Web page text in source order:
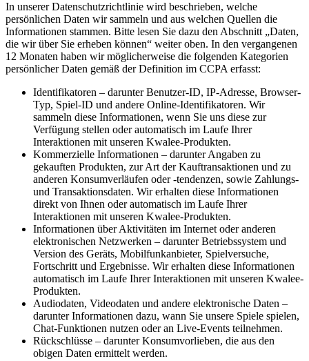
In unserer Datenschutzrichtlinie wird beschrieben, welche
persönlichen Daten wir sammeln und aus welchen Quellen die
Informationen stammen. Bitte lesen Sie dazu den Abschnitt „Daten,
die wir über Sie erheben können“ weiter oben. In den vergangenen
12 Monaten haben wir möglicherweise die folgenden Kategorien
persönlicher Daten gemäß der Definition im CCPA erfasst:
Identifikatoren – darunter Benutzer-ID, IP-Adresse, Browser-
Typ, Spiel-ID und andere Online-Identifikatoren. Wir
sammeln diese Informationen, wenn Sie uns diese zur
Verfügung stellen oder automatisch im Laufe Ihrer
Interaktionen mit unseren Kwalee-Produkten.
Kommerzielle Informationen – darunter Angaben zu
gekauften Produkten, zur Art der Kauftransaktionen und zu
anderen Konsumverläufen oder -tendenzen, sowie Zahlungs-
und Transaktionsdaten. Wir erhalten diese Informationen
direkt von Ihnen oder automatisch im Laufe Ihrer
Interaktionen mit unseren Kwalee-Produkten.
Informationen über Aktivitäten im Internet oder anderen
elektronischen Netzwerken – darunter Betriebssystem und
Version des Geräts, Mobilfunkanbieter, Spielversuche,
Fortschritt und Ergebnisse. Wir erhalten diese Informationen
automatisch im Laufe Ihrer Interaktionen mit unseren Kwalee-
Produkten.
Audiodaten, Videodaten und andere elektronische Daten –
darunter Informationen dazu, wann Sie unsere Spiele spielen,
Chat-Funktionen nutzen oder an Live-Events teilnehmen.
Rückschlüsse – darunter Konsumvorlieben, die aus den
obigen Daten ermittelt werden.